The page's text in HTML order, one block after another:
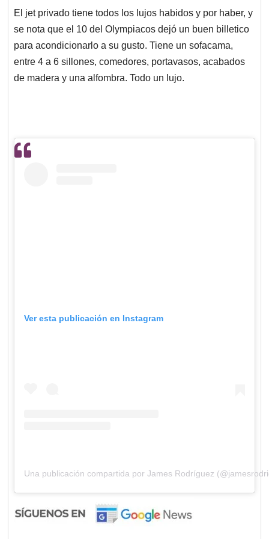
El jet privado tiene todos los lujos habidos y por haber, y
se nota que el 10 del Olympiacos dejó un buen billetico
para acondicionarlo a su gusto. Tiene un sofacama,
entre 4 a 6 sillones, comedores, portavasos, acabados
de madera y una alfombra. Todo un lujo.
Ver esta publicación en Instagram
Una publicación compartida por James Rodríguez